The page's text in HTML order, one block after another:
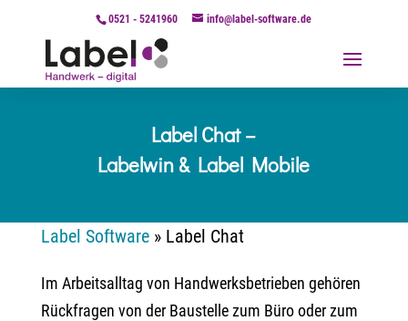
0521 - 5241960 info@label-software.de
Label Chat –
Labelwin & Label Mobile
Label Software» Label Chat
Im Arbeitsalltag von Handwerksbetrieben gehören
Rückfragen von der Baustelle zum Büro oder zum